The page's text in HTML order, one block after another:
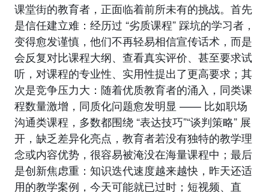
课堂街的教育者，正面临着前所未有的挑战。首先
是信任建立难：经历过 “劣质课程” 踩坑的学习者，
变得愈发谨慎，他们不再轻易相信宣传话术，而是
会反复对比课程大纲、查看真实评价、甚至要求试
听，对课程的专业性、实用性提出了更高要求；其
次是竞争压力大：随着优质教育者的涌入，同类课
程数量激增，同质化问题愈发明显 —— 比如职场
沟通类课程，多数都围绕 “表达技巧”“谈判策略” 展
开，缺乏差异化亮点，教育者若没有独特的教学理
念或内容优势，很容易被淹没在海量课程中；最后
是创新焦虑重：知识迭代速度越来越快，昨天还适
用的教学案例，今天可能就已过时；短视频、直